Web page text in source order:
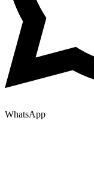
WhatsApp